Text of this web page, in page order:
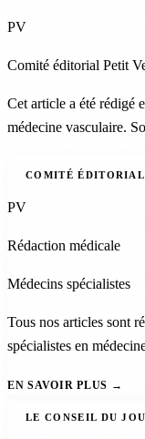
PV
Comité éditorial Petit
Cet article a été rédigé
médecine vasculaire.
COMITÉ ÉDITORIAL
PV
Rédaction médicale
Médecins spécialistes
Tous nos articles sont
spécialistes en
EN SAVOIR PLUS
LE CONSEIL DU